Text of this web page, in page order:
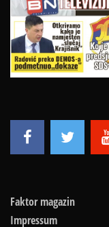
Faktor magazin
Impressum